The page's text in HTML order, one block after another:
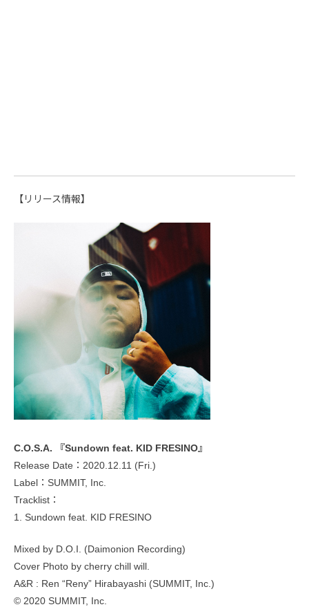
【リリース情報】
C.O.S.A. 『Sundown feat. KID FRESINO』
Release Date：2020.12.11 (Fri.)
Label：SUMMIT, Inc.
Tracklist：
1. Sundown feat. KID FRESINO
Mixed by D.O.I. (Daimonion Recording)
Cover Photo by cherry chill will.
A&R : Ren “Reny” Hirabayashi (SUMMIT, Inc.)
© 2020 SUMMIT, Inc.